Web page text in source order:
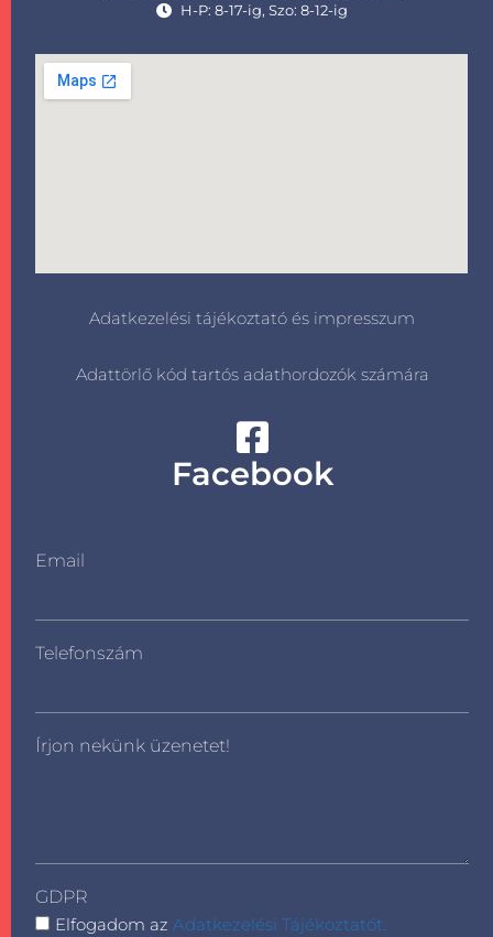
H-P: 8-17-ig, Szo: 8-12-ig
Adatkezelési tájékoztató és impresszum
Adattörlő kód tartós adathordozók számára
Facebook
Email
Telefonszám
Írjon nekünk üzenetet!
GDPR
Elfogadom azAdatkezelési Tájékoztatót.